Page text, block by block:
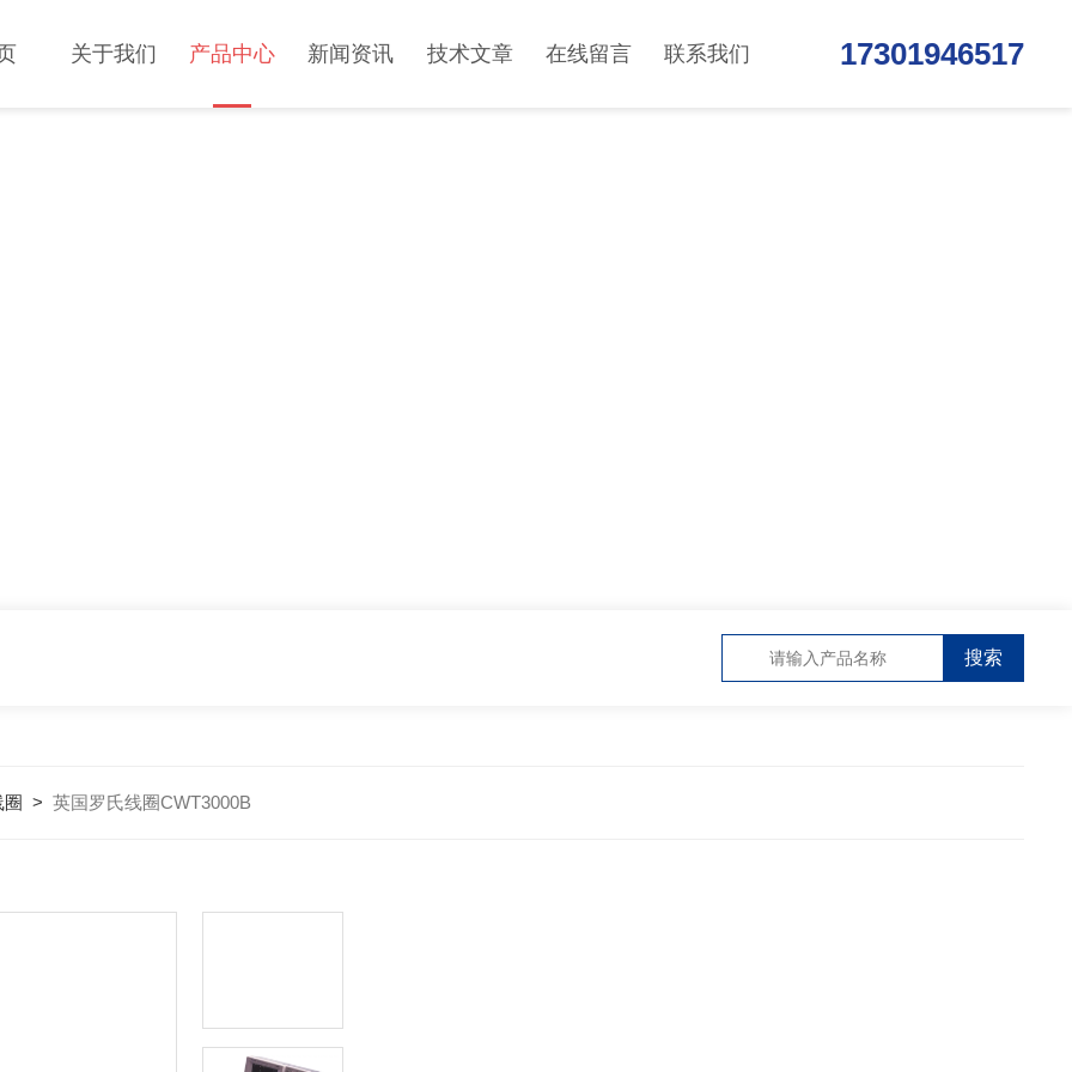
关于我们 产品中心 新闻资讯 技术文章 在线留言 联系我们 17301946517
圈 >英国罗氏线圈CWT3000B